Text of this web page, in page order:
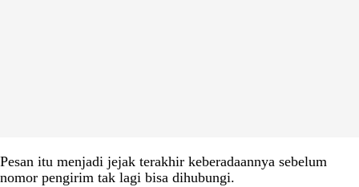
Pesan itu menjadi jejak terakhir keberadaannya sebelum
nomor pengirim tak lagi bisa dihubungi.